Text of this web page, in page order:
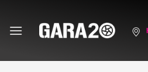
content